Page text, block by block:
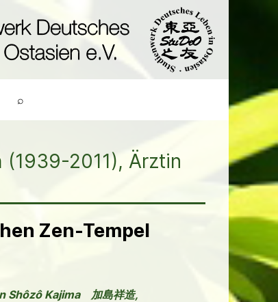
⌕
(1939-2011), Ärztin
Zen-Tempel
Shôzô Kajima 加島祥造,